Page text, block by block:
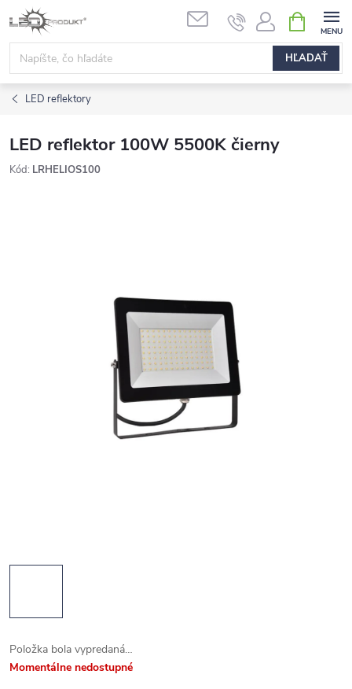
Prejsť
na
obsah
HĽADAŤ
KOŠÍK
LED reflektory
LED reflektor 100W 5500K čierny
Kód: LRHELIOS100
Položka bola vypredaná…
Momentálne nedostupné